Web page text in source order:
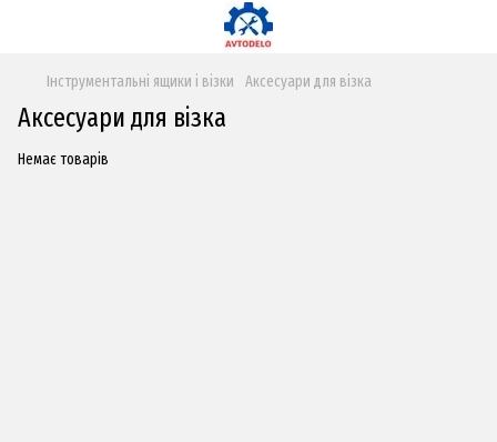
Інструментальні ящики і візки Аксесуари для візка
Аксесуари для візка
Немає товарів